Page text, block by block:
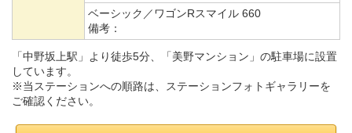
ベーシック／ワゴンRスマイル 660
備考：
「中野坂上駅」より徒歩5分、「美野マンション」の駐車場に設置
しています。
※当ステーションへの順路は、ステーションフォトギャラリーを
ご確認ください。